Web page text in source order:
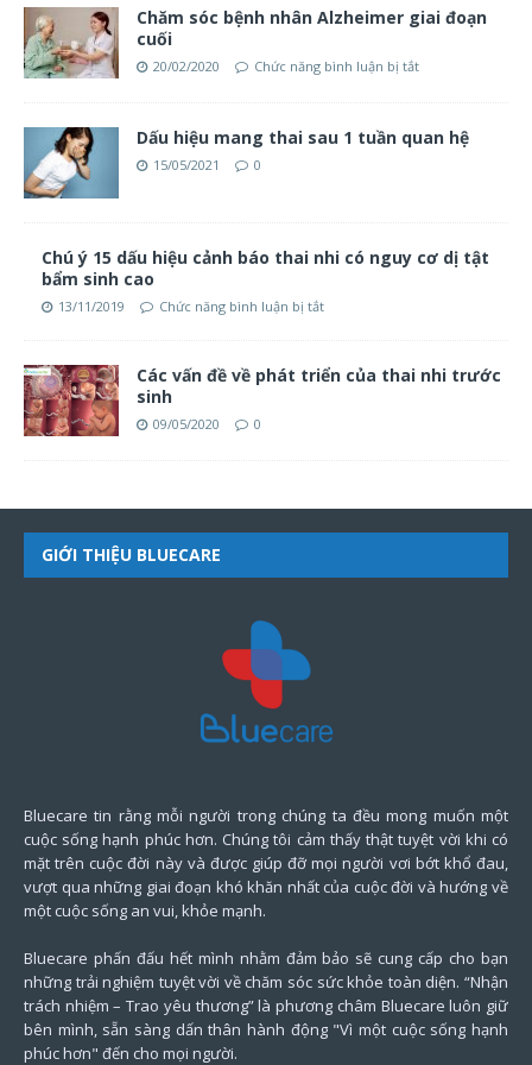
Chăm sóc bệnh nhân Alzheimer giai đoạn
cuối
20/02/2020 Chức năng bình luận bị tắt
Dấu hiệu mang thai sau 1 tuần quan hệ
15/05/2021 0
Chú ý 15 dấu hiệu cảnh báo thai nhi có nguy cơ dị tật
bẩm sinh cao
13/11/2019 Chức năng bình luận bị tắt
Các vấn đề về phát triển của thai nhi trước
sinh
09/05/2020 0
GIỚI THIỆU BLUECARE
Bluecare tin rằng mỗi người trong chúng ta đều mong muốn một
cuộc sống hạnh phúc hơn. Chúng tôi cảm thấy thật tuyệt vời khi có
mặt trên cuộc đời này và được giúp đỡ mọi người vơi bớt khổ đau,
vượt qua những giai đoạn khó khăn nhất của cuộc đời và hướng về
một cuộc sống an vui, khỏe mạnh.
Bluecare phấn đấu hết mình nhằm đảm bảo sẽ cung cấp cho bạn
những trải nghiệm tuyệt vời về chăm sóc sức khỏe toàn diện. “Nhận
trách nhiệm – Trao yêu thương” là phương châm Bluecare luôn giữ
bên mình, sẵn sàng dấn thân hành động "Vì một cuộc sống hạnh
phúc hơn" đến cho mọi người.